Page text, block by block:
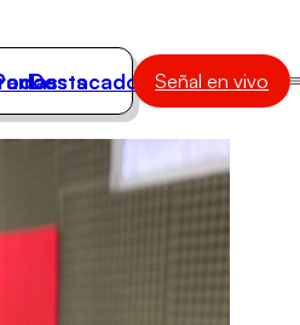
Destacados Señal en vivo